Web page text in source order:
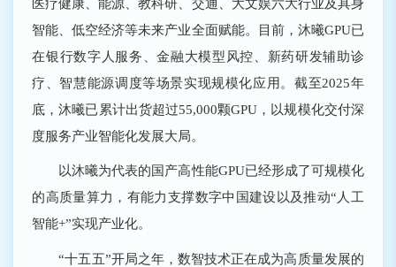
医疗健康、能源、教科研、交通、大文娱六大行业及具身
智能、低空经济等未来产业全面赋能。目前，沐曦GPU已
在银行数字人服务、金融大模型风控、新药研发辅助诊
疗、智慧能源调度等场景实现规模化应用。截至2025年
底，沐曦已累计出货超过55,000颗GPU，以规模化交付深
度服务产业智能化发展大局。
以沐曦为代表的国产高性能GPU已经形成了可规模化
的高质量算力，有能力支撑数字中国建设以及推动“人工
智能+”实现产业化。
“十五五”开局之年，数智技术正在成为高质量发展的